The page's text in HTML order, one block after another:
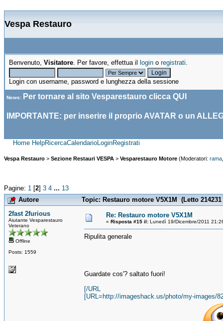
Vespa Restauro
Benvenuto, Visitatore. Per favore, effettua il login o registrati.
Login con username, password e lunghezza della sessione
News: Per tornare al sito Vesparestauro clicca QUI
IMPORTANTE: per inserire il proprio AVATAR o un
Home HelpRicercaCalendarioLoginRegistrati
Vespa Restauro > Sezione Restauri VESPA > Vesparestauro Motore (Moderatori: rama
Pagine: 1 [2] 3 4 ... 13
Autore
Topic: Restauro motore V5X1M (Letto
2fast 2furious
Aiutante Vesparestauro
Veterano
Offline
Posts: 1559
Re: Restauro motore V5X1M
« Risposta #15 il: Lunedì 19/Dicembre/2011
Ripulita generale
Guardate cos'? saltato fuori!
[/URL
[URL=http://imageshack.us/photo/my-images/